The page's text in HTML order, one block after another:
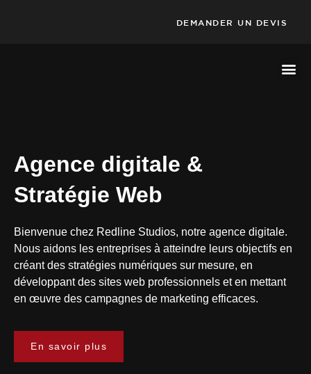
DEMANDER UN DEVIS
Agence digitale &
Stratégie Web
Bienvenue chez Redline Studios, notre agence digitale.
Nous aidons les entreprises à atteindre leurs objectifs en
créant des stratégies numériques sur mesure, en
développant des sites web professionnels et en mettant
en œuvre des campagnes de marketing efficaces.
En savoir plus